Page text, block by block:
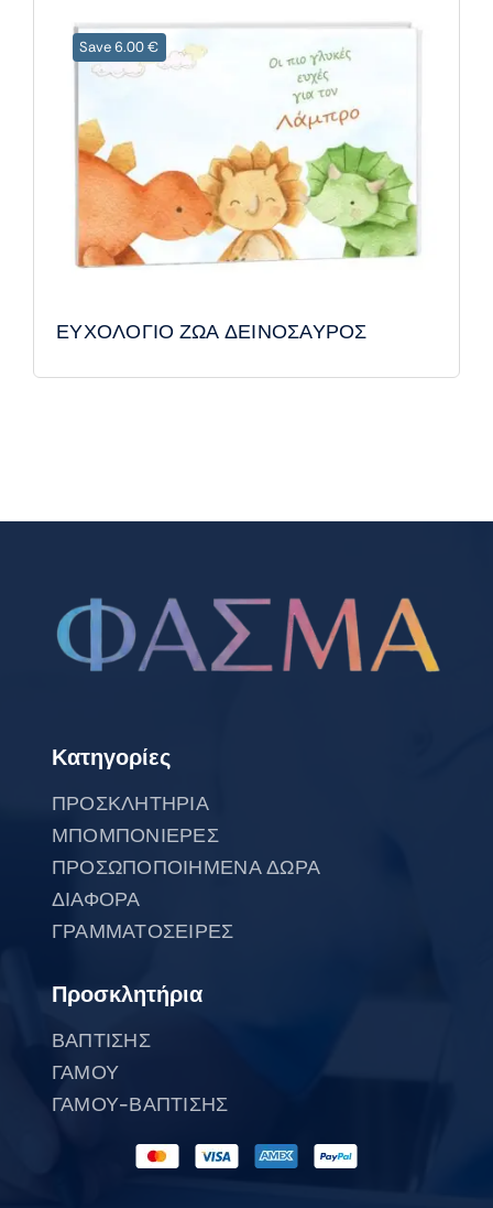
Save 6.00 €
ΕΥΧΟΛΟΓΙΟ ΖΩΑ ΔΕΙΝΟΣΑΥΡΟΣ
Κατηγορίες
ΠΡΟΣΚΛΗΤΗΡΙΑ
ΜΠΟΜΠΟΝΙΕΡΕΣ
ΠΡΟΣΩΠΟΠΟΙΗΜΕΝΑ ΔΩΡΑ
ΔΙΑΦΟΡΑ
ΓΡΑΜΜΑΤΟΣΕΙΡΕΣ
Προσκλητήρια
ΒΑΠΤΙΣΗΣ
ΓΑΜΟΥ
ΓΑΜΟΥ-ΒΑΠΤΙΣΗΣ